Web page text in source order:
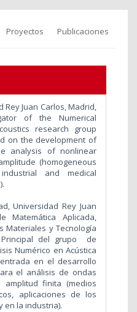
Proyectos Publicaciones
Juan Carlos, Madrid,
of the Numerical
research group
on the development of
analysis of nonlinear
(homogeneous
and medical
Universidad Rey Juan
Matemática Aplicada,
Materiales y Tecnología
Principal del grupo de
Numérico en Acústica
en el desarrollo
el análisis de ondas
finita (medios
aplicaciones de los
en la industria).